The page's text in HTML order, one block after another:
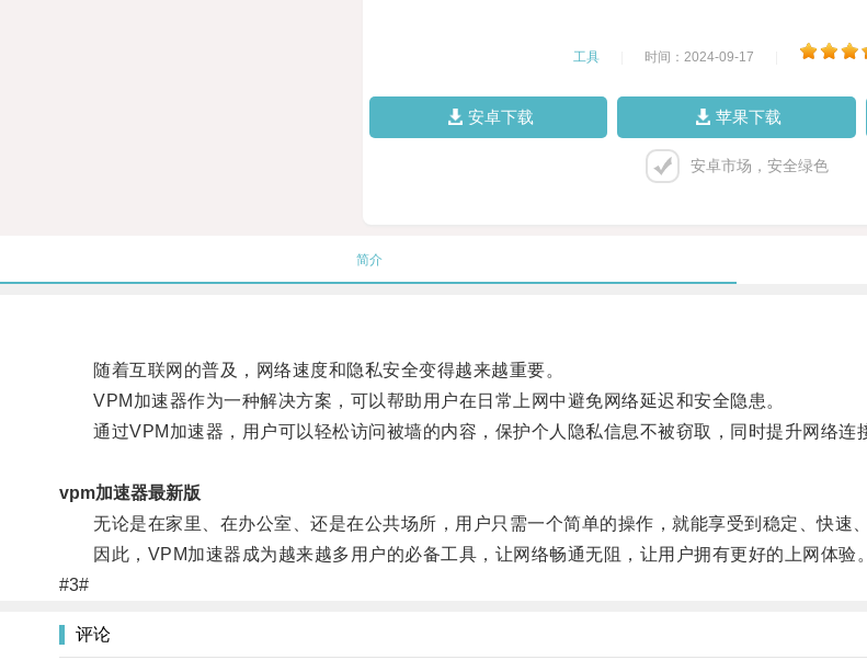
工具 时间：2024-09-17
安卓下载 苹果下载
安卓市场，安全绿色
简介
随着互联网的普及，网络速度和隐私安全变得越来越重要。
VPM加速器作为一种解决方案，可以帮助用户在日常上网中避免网络延迟和安全隐患。
通过VPM加速器，用户可以轻松访问被墙的内容，保护个人隐私信息不被窃取，同时提升网络连
vpm加速器最新版
无论是在家里、在办公室、还是在公共场所，用户只需一个简单的操作，就能享受到稳定、快速、
因此，VPM加速器成为越来越多用户的必备工具，让网络畅通无阻，让用户拥有更好的上网体验。
#3#
评论